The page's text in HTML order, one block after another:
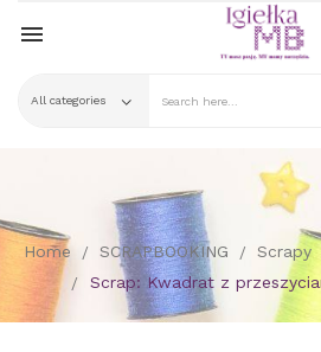

Home SCRAPBOOKING Scrapy
Scrap: Kwadrat z